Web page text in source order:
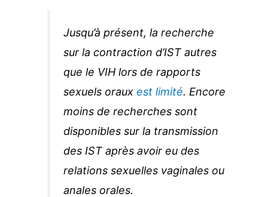
Jusqu’à présent, la recherche
sur la contraction d’IST autres
que le VIH lors de rapports
sexuels orauxest limité. Encore
moins de recherches sont
disponibles sur la transmission
des IST après avoir eu des
relations sexuelles vaginales ou
anales orales.